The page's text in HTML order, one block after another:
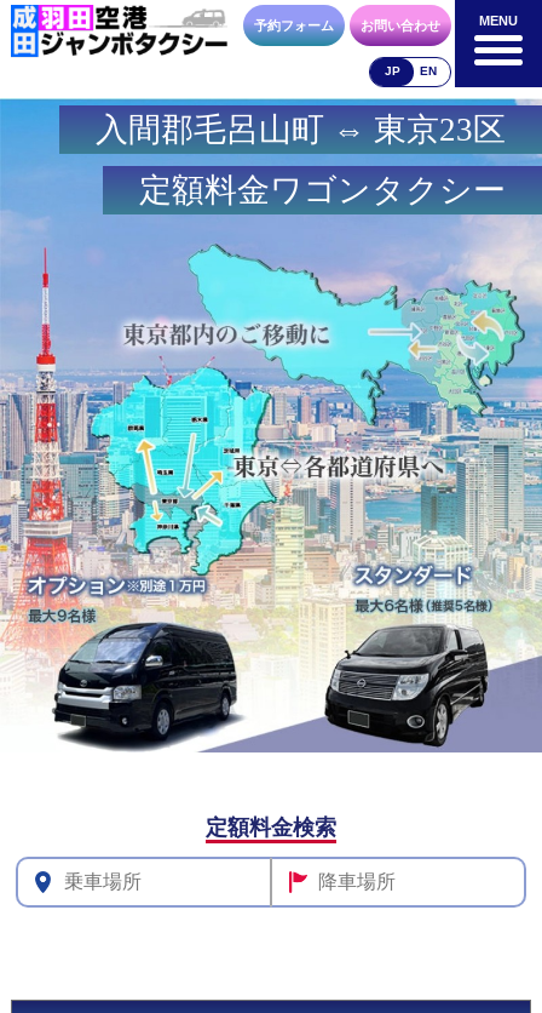
MENU
成田空港
料金表
羽田空港
料金表
空港送迎以外
料金表
車種・荷物 お支払方法 合流方法
お問合せ 予約フォーム
その他
予約フォーム お問い合わせ
JP EN
MENU
入間郡毛呂山町 ⇔ 東京23区
定額料金ワゴンタクシー
定額料金検索